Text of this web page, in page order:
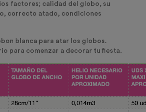
factores; calidad del globo, su
correcto atado, condiciones
blanca para atar los globos.
para comenzar a decorar tu fiesta.